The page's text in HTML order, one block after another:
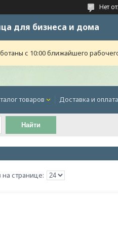
Нет
для бизнеса и дома
с 10:00 ближайшего
товаров Доставка и оплата
Найти